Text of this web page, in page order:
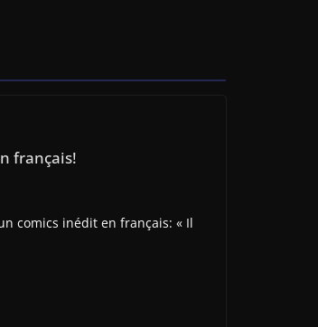
français!
comics inédit en français: « Il